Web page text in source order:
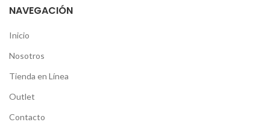
NAVEGACIÓN
Inicio
Nosotros
Tienda en Línea
Outlet
Contacto